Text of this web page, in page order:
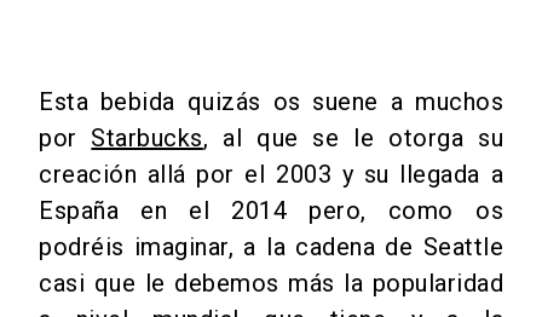
Esta bebida quizás os suene a muchos
por Starbucks, al que se le otorga su
creación allá por el 2003 y su llegada a
España en el 2014 pero, como os
podréis imaginar, a la cadena de Seattle
casi que le debemos más la popularidad